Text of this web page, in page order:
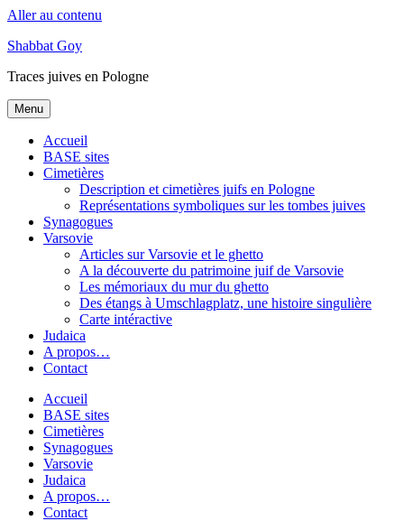
Aller au contenu
Shabbat Goy
Traces juives en Pologne
Menu
Accueil
BASE sites
Cimetières
Description et cimetières juifs en Pologne
Représentations symboliques sur les tombes juives
Synagogues
Varsovie
Articles sur Varsovie et le ghetto
A la découverte du patrimoine juif de Varsovie
Les mémoriaux du mur du ghetto
Des étangs à Umschlagplatz, une histoire singulière
Carte intéractive
Judaica
A propos…
Contact
Accueil
BASE sites
Cimetières
Synagogues
Varsovie
Judaica
A propos…
Contact